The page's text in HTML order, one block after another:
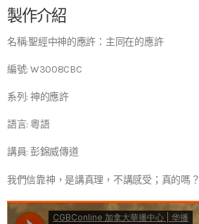
製作介紹
名稱:聖經中神的應許：主同在的應許
編號: W3008CBC
系列: 神的應許
語言: 粵語
講員: 彭錦威傳道
我們信靠神，是講真理，不講感受；真的嗎？